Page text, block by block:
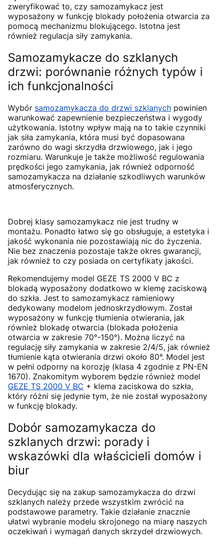
zweryfikować to, czy samozamykacz jest
wyposażony w funkcję blokady położenia otwarcia za
pomocą mechanizmu blokującego. Istotna jest
również regulacja siły zamykania.
Samozamykacze do szklanych
drzwi: porównanie różnych typów i
ich funkcjonalności
Wybór samozamykacza do drzwi szklanych powinien
warunkować zapewnienie bezpieczeństwa i wygody
użytkowania. Istotny wpływ mają na to takie czynniki
jak siła zamykania, która musi być dopasowana
zarówno do wagi skrzydła drzwiowego, jak i jego
rozmiaru. Warunkuje je także możliwość regulowania
prędkości jego zamykania, jak również odporność
samozamykacza na działanie szkodliwych warunków
atmosferycznych.
Dobrej klasy samozamykacz nie jest trudny w
montażu. Ponadto łatwo się go obsługuje, a estetyka i
jakość wykonania nie pozostawiają nic do życzenia.
Nie bez znaczenia pozostaje także okres gwarancji,
jak również to czy posiada on certyfikaty jakości.
Rekomendujemy model GEZE TS 2000 V BC z
blokadą wyposażony dodatkowo w klemę zaciskową
do szkła. Jest to samozamykacz ramieniowy
dedykowany modelom jednoskrzydłowym. Został
wyposażony w funkcję tłumienia otwierania, jak
również blokadę otwarcia (blokada położenia
otwarcia w zakresie 70°-150°). Można liczyć na
regulację siły zamykania w zakresie 2/4/5, jak również
tłumienie kąta otwierania drzwi około 80°. Model jest
w pełni odporny na korozję (klasa 4 zgodnie z PN-EN
1670). Znakomitym wyborem będzie również model
GEZE TS 2000 V BC + klema zaciskowa do szkła,
który różni się jedynie tym, że nie został wyposażony
w funkcję blokady.
Dobór samozamykacza do
szklanych drzwi: porady i
wskazówki dla właścicieli domów i
biur
Decydując się na zakup samozamykacza do drzwi
szklanych należy przede wszystkim zwrócić na
podstawowe parametry. Takie działanie znacznie
ułatwi wybranie modelu skrojonego na miarę naszych
oczekiwań i wymagań danych skrzydeł drzwiowych.